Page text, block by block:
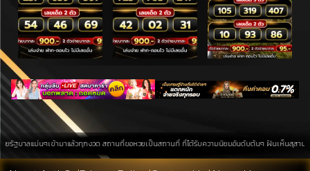
ลแม่นๆเข้ามาแล้วทุกงวด สถานที่ขอหวยเป็นสถานที่ ที่ได้รับความนิยมอันดับต้นๆ ฝันเห็นสุสาน ก